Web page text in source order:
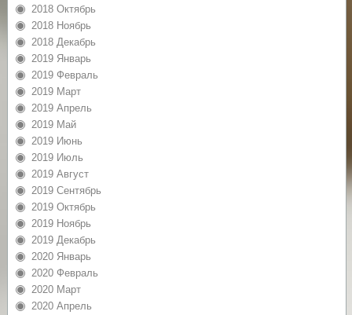
2018 Октябрь
2018 Ноябрь
2018 Декабрь
2019 Январь
2019 Февраль
2019 Март
2019 Апрель
2019 Май
2019 Июнь
2019 Июль
2019 Август
2019 Сентябрь
2019 Октябрь
2019 Ноябрь
2019 Декабрь
2020 Январь
2020 Февраль
2020 Март
2020 Апрель